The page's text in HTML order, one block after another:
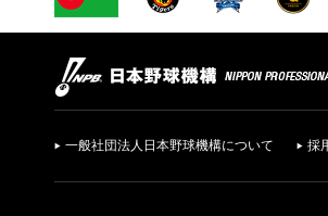
一般社団法人日本野球機構について 採